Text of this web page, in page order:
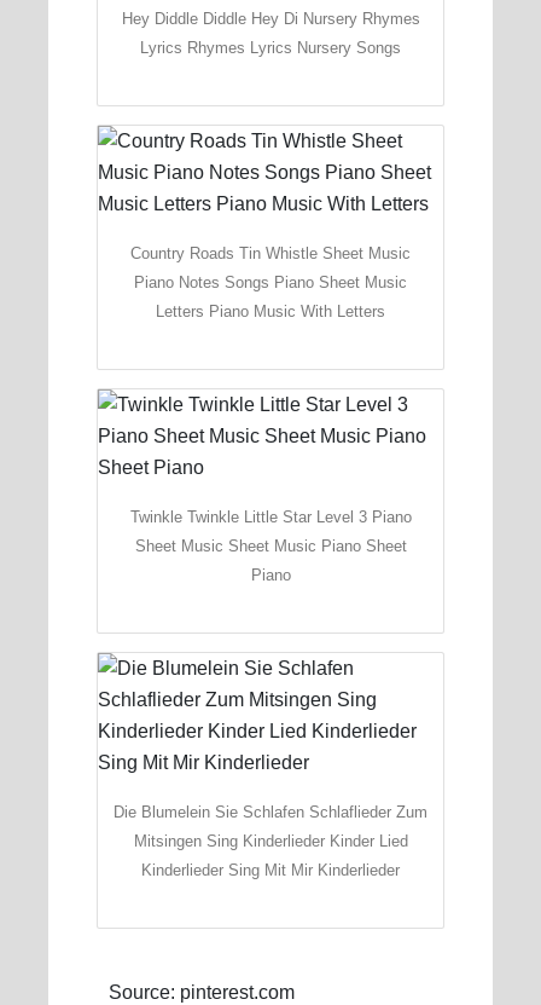
Hey Diddle Diddle Hey Di Nursery Rhymes
Lyrics Rhymes Lyrics Nursery Songs
Country Roads Tin Whistle Sheet Music
Piano Notes Songs Piano Sheet Music
Letters Piano Music With Letters
Twinkle Twinkle Little Star Level 3 Piano
Sheet Music Sheet Music Piano Sheet
Piano
Die Blumelein Sie Schlafen Schlaflieder Zum
Mitsingen Sing Kinderlieder Kinder Lied
Kinderlieder Sing Mit Mir Kinderlieder
Source: pinterest.com